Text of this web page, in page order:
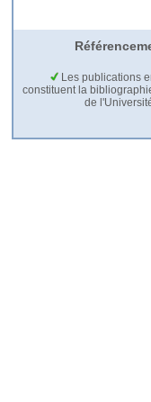
Les publications
constituent la
de